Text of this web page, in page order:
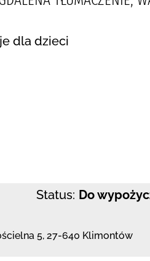
dla dzieci
Status: Do
5, 27-640 Klimontów